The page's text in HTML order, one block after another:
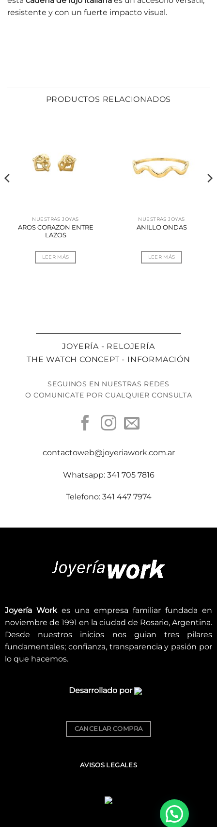
resistente y con un fuerte impacto visual.
PRODUCTOS RELACIONADOS
NUESTRAS JOYAS
AROS CORAZON ENTRE
LAZOS
LEER MÁS
NUESTRAS JOYAS
ANILLO ONDAS
LEER MÁS
JOYERÍA - RELOJERÍA
THE WATCH CONCEPT - INFORMACIÓN
SEGUINOS EN NUESTRAS REDES
O COMUNICATE POR CUALQUIER CONSULTA
contactoweb@joyeriawork.com.ar
Whatsapp: 341 705 7816
Telefono: 341 447 7974
Joyería Workes una empresa familiar fundada en
noviembre de 1991 en la ciudad de Rosario, Argentina.
Desde nuestros inicios nos guian tres pilares
fundamentales; confianza, transparencia y pasión por
lo que hacemos.
Desarrollado por
CANCELAR COMPRA
AVISOS LEGALES